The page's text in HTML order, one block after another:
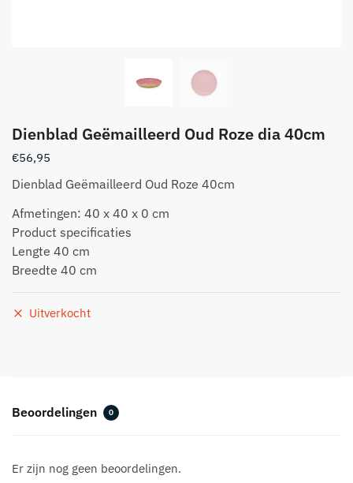
Dienblad Geëmailleerd Oud Roze dia 40cm
€56,95
Dienblad Geëmailleerd Oud Roze 40cm
Afmetingen: 40 x 40 x 0 cm
Product specificaties
Lengte 40 cm
Breedte 40 cm
Uitverkocht
Beoordelingen 0
Er zijn nog geen beoordelingen.